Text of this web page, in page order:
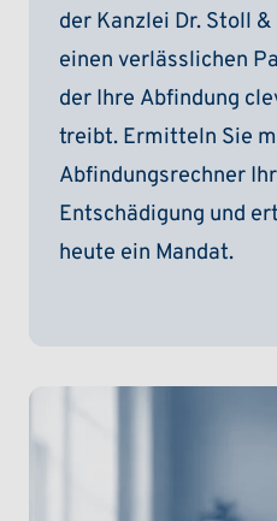
der Kanzlei Dr. Stoll
einen verlässlichen
der Ihre Abfindung
treibt. Ermitteln Sie
Abfindungsrechner
Entschädigung und
heute ein Mandat.